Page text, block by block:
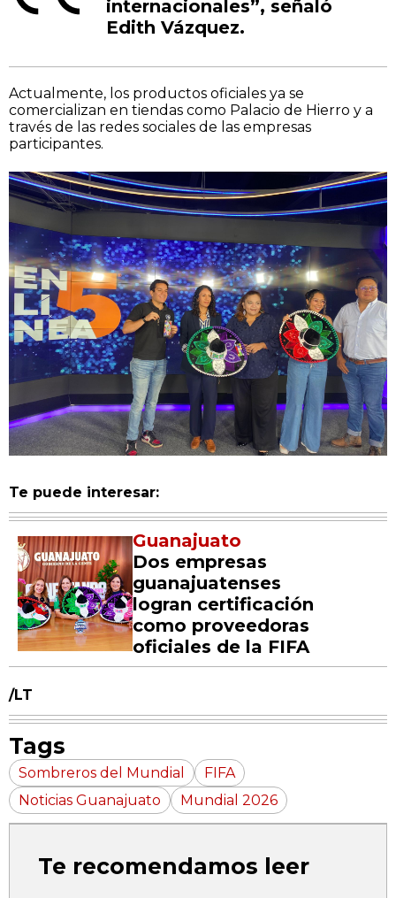
internacionales”, señaló
Edith Vázquez.
Actualmente, los productos oficiales ya se
comercializan en tiendas como Palacio de Hierro y a
través de las redes sociales de las empresas
participantes.
Te puede interesar:
Guanajuato
Dos empresas
guanajuatenses
logran certificación
como proveedoras
oficiales de la FIFA
/LT
Tags
Sombreros del Mundial
FIFA
Noticias Guanajuato
Mundial 2026
Te recomendamos leer